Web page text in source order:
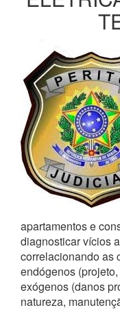
apartamentos e
diagnosticar vícios
correlacionando as
endógenos
exógenos (danos
natureza,